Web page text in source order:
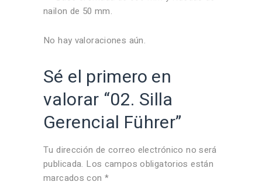
nailon de 50 mm.
No hay valoraciones aún.
Sé el primero en
valorar “02. Silla
Gerencial Führer”
Tu dirección de correo electrónico no será
publicada. Los campos obligatorios están
marcados con *